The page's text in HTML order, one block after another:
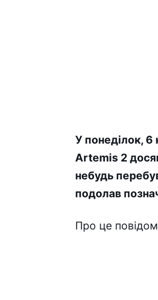
У понеділок, 6
Artemis 2
небудь
подолав
Про це